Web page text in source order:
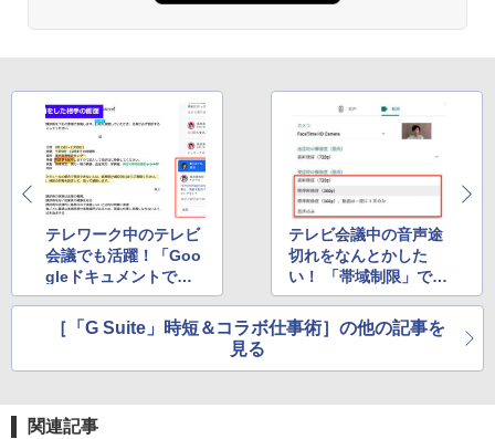
テレワーク中のテレビ
会議でも活躍！「Goo
gleドキュメントで見
てほしい箇所に直接リ
ンクさせるURL」を作
る方法
テレビ会議中の音声途
切れをなんとかした
い！ 「帯域制限」で会
話のクオリティを高め
る方法
［「G Suite」時短＆コラボ仕事術］の他の記事を
見る
関連記事